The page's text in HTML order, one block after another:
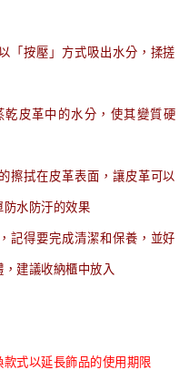
「按壓」方式吸出水分，揉搓
皮革中的水分，使其變質硬
擦拭在皮革表面，讓皮革可以
防水防汙的效果
記得要完成清潔和保養，並好
建議收納櫃中放入
款式以延長飾品的使用期限